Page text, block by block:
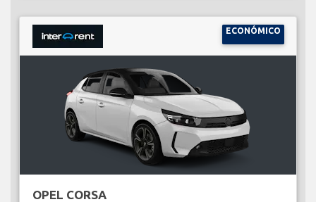
ECONÓMICO
OPEL CORSA